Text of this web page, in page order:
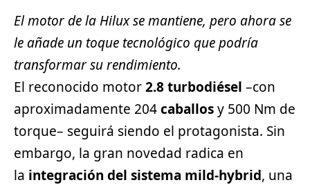
El motor de la Hilux se mantiene, pero ahora se
le añade un toque tecnológico que podría
transformar su rendimiento.
El reconocido motor2.8 turbodiésel –con
aproximadamente 204caballosy 500 Nm de
torque– seguirá siendo el protagonista. Sin
embargo, la gran novedad radica en
la integración del sistema mild-hybrid, una